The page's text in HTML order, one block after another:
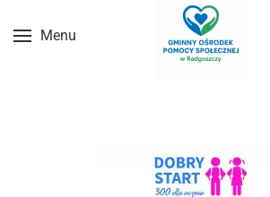
Przejdź do treści głównej
Menu